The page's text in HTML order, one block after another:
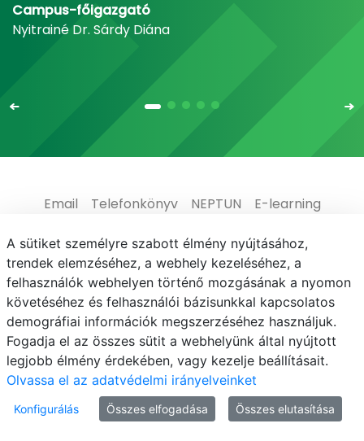
Campus-főigazgató
Nyitrainé Dr. Sárdy Diána
Email Telefonkönyv NEPTUN
E-learning
Médiaközpont
Informatikai Igazgatóság
Adatvédelem
© MATE 2021
A sütiket személyre szabott élmény nyújtásához,
trendek elemzéséhez, a webhely kezeléséhez, a
felhasználók webhelyen történő mozgásának a nyomon
követéséhez és felhasználói bázisunkkal kapcsolatos
demográfiai információk megszerzéséhez használjuk.
Fogadja el az összes sütit a webhelyünk által nyújtott
legjobb élmény érdekében, vagy kezelje beállításait.
Olvassa el az adatvédelmi irányelveinket
Konfigurálás Összes elfogadása Összes elutasítása